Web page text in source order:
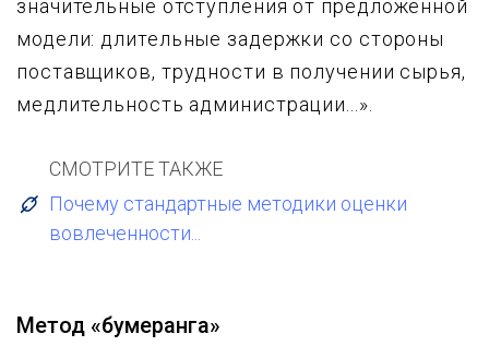
значительные отступления от предложенной
модели: длительные задержки со стороны
поставщиков, трудности в получении сырья,
медлительность администрации...».
СМОТРИТЕ ТАКЖЕ
Почему стандартные методики оценки
вовлеченности...
Метод «бумеранга»